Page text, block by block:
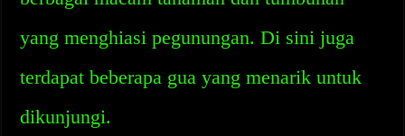
yang menghiasi pegunungan. Di sini juga
terdapat beberapa gua yang menarik untuk
dikunjungi.